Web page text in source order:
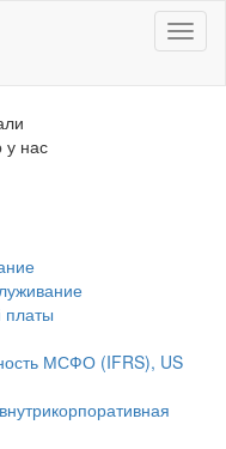
у нас
платы
МСФО (IFRS), US